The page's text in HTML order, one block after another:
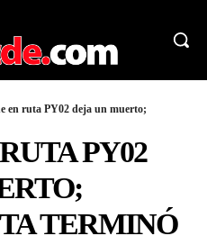
en ruta PY02 deja un muerto;
PY02
TERMINÓ